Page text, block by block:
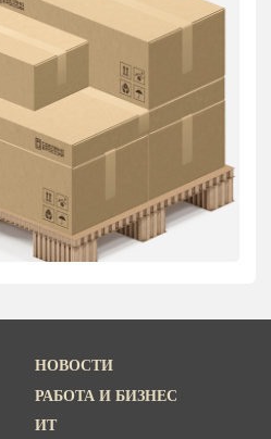
НОВОСТИ
РАБОТА И БИЗНЕС
ИТ